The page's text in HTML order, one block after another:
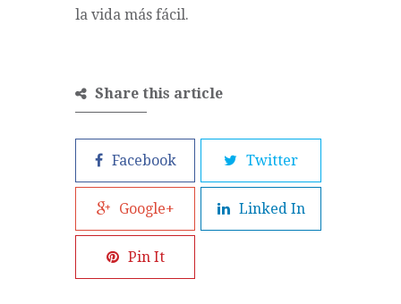
la vida más fácil.
Share this article
Facebook Twitter
Google+ Linked In
Pin It